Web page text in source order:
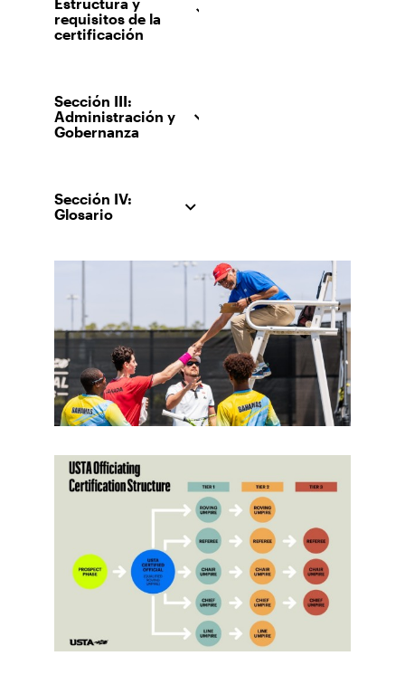
Estructura y
requisitos de la
certificación
Sección III:
Administración y
Gobernanza
Sección IV:
Glosario